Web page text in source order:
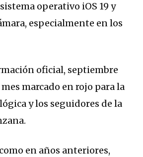
operativo iOS 19 y
especialmente en los
oficial, septiembre
marcado en rojo para la
y los seguidores de la
en años anteriores,